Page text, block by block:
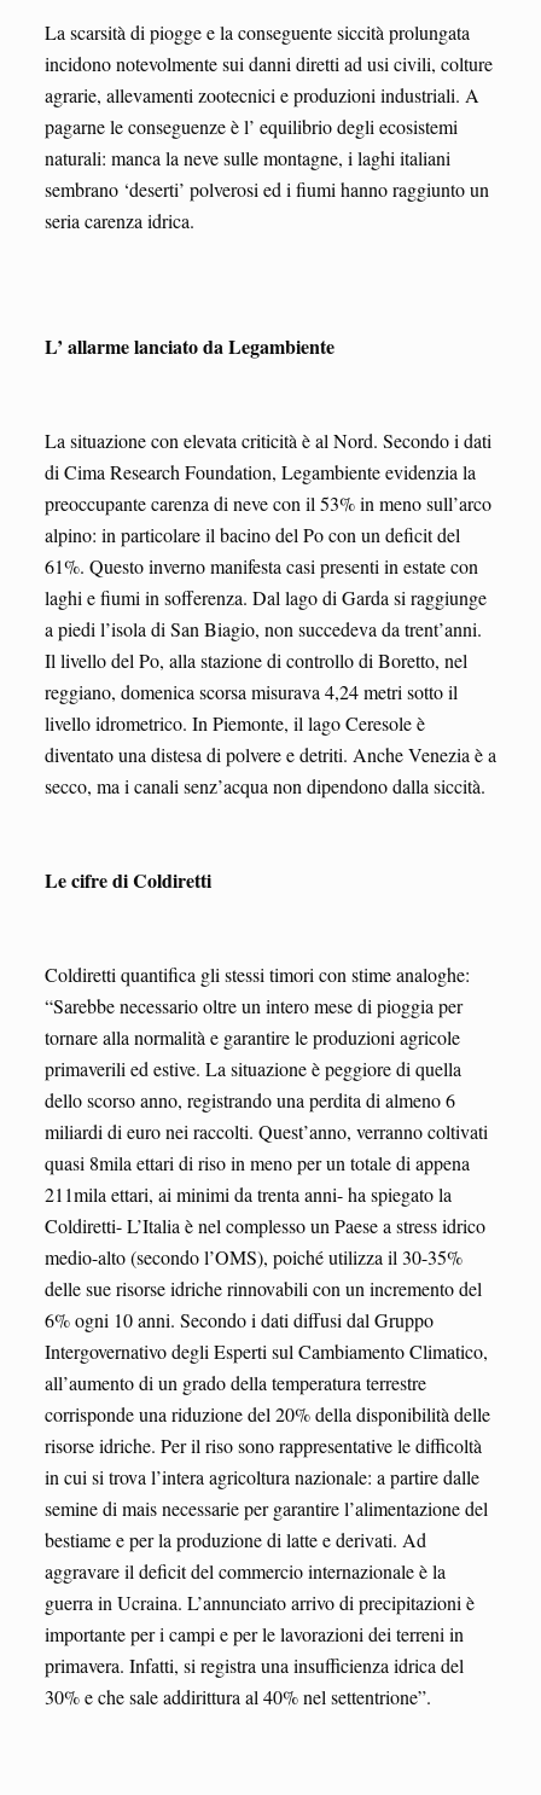
La scarsità di piogge e la conseguente siccità prolungata
incidono notevolmente sui danni diretti ad usi civili, colture
agrarie, allevamenti zootecnici e produzioni industriali. A
pagarne le conseguenze è l’ equilibrio degli ecosistemi
naturali: manca la neve sulle montagne, i laghi italiani
sembrano ‘deserti’ polverosi ed i fiumi hanno raggiunto un
seria carenza idrica.
L’ allarme lanciato da Legambiente
La situazione con elevata criticità è al Nord. Secondo i dati
di Cima Research Foundation, Legambiente evidenzia la
preoccupante carenza di neve con il 53% in meno sull’arco
alpino: in particolare il bacino del Po con un deficit del
61%. Questo inverno manifesta casi presenti in estate con
laghi e fiumi in sofferenza. Dal lago di Garda si raggiunge
a piedi l’isola di San Biagio, non succedeva da trent’anni.
Il livello del Po, alla stazione di controllo di Boretto, nel
reggiano, domenica scorsa misurava 4,24 metri sotto il
livello idrometrico. In Piemonte, il lago Ceresole è
diventato una distesa di polvere e detriti. Anche Venezia è a
secco, ma i canali senz’acqua non dipendono dalla siccità.
Le cifre di Coldiretti
Coldiretti quantifica gli stessi timori con stime analoghe:
“Sarebbe necessario oltre un intero mese di pioggia per
tornare alla normalità e garantire le produzioni agricole
primaverili ed estive. La situazione è peggiore di quella
dello scorso anno, registrando una perdita di almeno 6
miliardi di euro nei raccolti. Quest’anno, verranno coltivati
quasi 8mila ettari di riso in meno per un totale di appena
211mila ettari, ai minimi da trenta anni- ha spiegato la
Coldiretti- L’Italia è nel complesso un Paese a stress idrico
medio-alto (secondo l’OMS), poiché utilizza il 30-35%
delle sue risorse idriche rinnovabili con un incremento del
6% ogni 10 anni. Secondo i dati diffusi dal Gruppo
Intergovernativo degli Esperti sul Cambiamento Climatico,
all’aumento di un grado della temperatura terrestre
corrisponde una riduzione del 20% della disponibilità delle
risorse idriche. Per il riso sono rappresentative le difficoltà
in cui si trova l’intera agricoltura nazionale: a partire dalle
semine di mais necessarie per garantire l’alimentazione del
bestiame e per la produzione di latte e derivati. Ad
aggravare il deficit del commercio internazionale è la
guerra in Ucraina. L’annunciato arrivo di precipitazioni è
importante per i campi e per le lavorazioni dei terreni in
primavera. Infatti, si registra una insufficienza idrica del
30% e che sale addirittura al 40% nel settentrione”.